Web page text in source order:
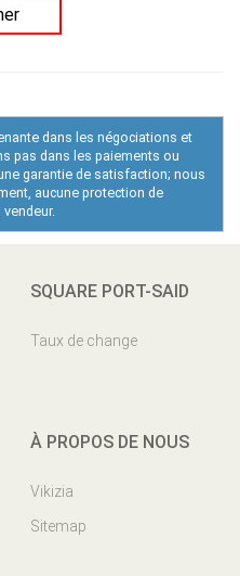
dans les négociations et
pas dans les paiements ou
garantie de satisfaction; nous
aucune protection de
SQUARE PORT-SAID
Taux de change
À PROPOS DE NOUS
Vikizia
Sitemap